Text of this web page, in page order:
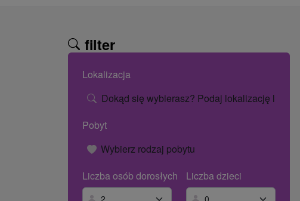
filter
Lokalizacja
Dokąd się wybierasz? Podaj lokalizację lub
Pobyt
Wybierz rodzaj pobytu
Liczba osób dorosłych
Liczba dzieci